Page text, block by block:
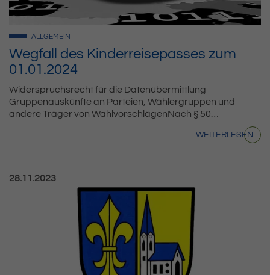
Wegfall des Kinderreisepasses zum
01.01.2024
ALLGEMEIN
Widerspruchsrecht für die Datenübermittlung
Gruppenauskünfte an Parteien, Wählergruppen und
andere Träger von WahlvorschlägenNach § 50…
WEITERLESEN
Veröffentlicht am:
28.11.2023